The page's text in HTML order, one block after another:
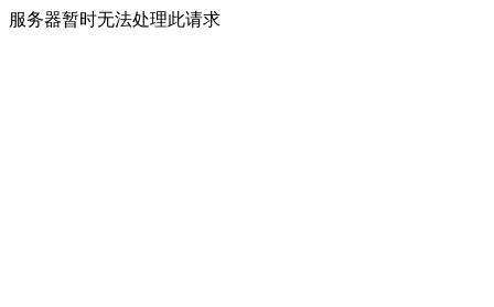
服务器暂时无法处理此请求